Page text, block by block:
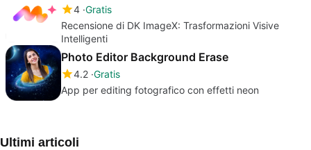
4 Gratis
Recensione di DK ImageX: Trasformazioni Visive
Intelligenti
Photo Editor Background Erase
4.2 Gratis
App per editing fotografico con effetti neon
Ultimi articoli